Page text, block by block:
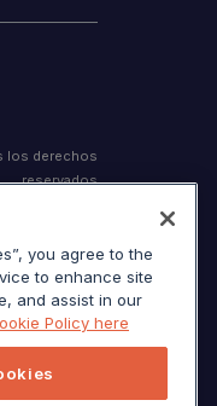
los derechos
reservados
de la
recolección
privacidad
you agree to the
to enhance site
and assist in our
Policy here